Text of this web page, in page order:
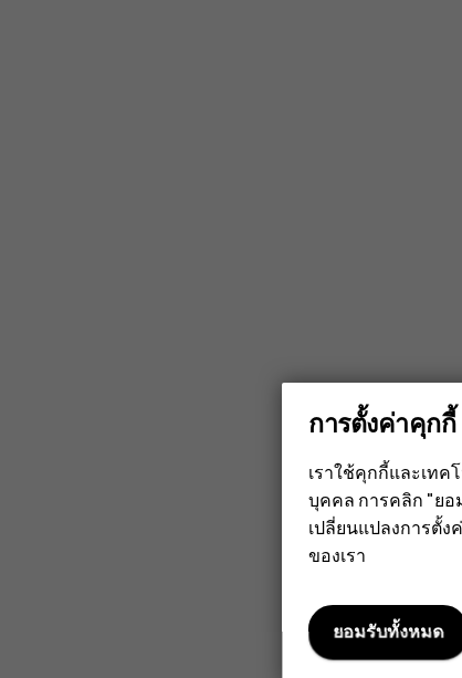
iFixit, การตั้งค่าคุกกี้
เราใช้คุกกี้และเท
บุคคล การคลิก "ย
เปลี่ยนแปลงการตั้ง
ของเรา
ยอมรับทั้งหมด